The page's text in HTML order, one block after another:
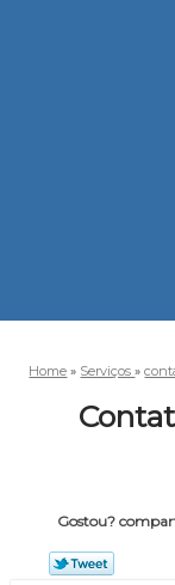
Home » Serviços»
Gostou?